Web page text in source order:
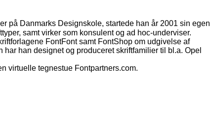
på Danmarks Designskole, startede han år 2001 sin egen
samt virker som konsulent og ad hoc-underviser.
FontFont samt FontShop om udgivelse af
han designet og produceret skriftfamilier til bl.a. Opel
virtuelle tegnestue Fontpartners.com.